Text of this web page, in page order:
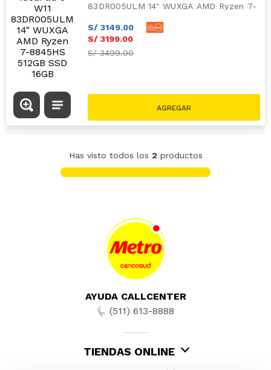
83DR005ULM 14" WUXGA AMD Ryzen 7-
S/ 3149.00
S/ 3199.00
S/3499.00
Has visto todos los 2 productos
AYUDA CALLCENTER
(511) 613-8888
TIENDAS ONLINE